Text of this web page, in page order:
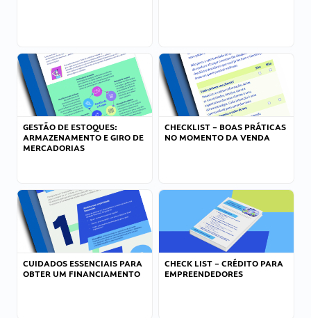
GESTÃO DE ESTOQUES:
ARMAZENAMENTO E GIRO DE
MERCADORIAS
CHECKLIST – BOAS PRÁTICAS
NO MOMENTO DA VENDA
CUIDADOS ESSENCIAIS PARA
OBTER UM FINANCIAMENTO
CHECK LIST – CRÉDITO PARA
EMPREENDEDORES